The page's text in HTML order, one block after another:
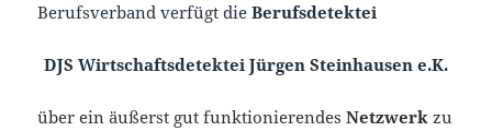
Berufsverband verfügt dieBerufsdetektei
DJS Wirtschaftsdetektei Jürgen Steinhausen e.K.
über ein äußerst gut funktionierendesNetzwerk zu